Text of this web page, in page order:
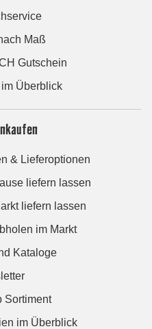
Maß
Gutschein
Überblick
& Lieferoptionen
liefern lassen
liefern lassen
im Markt
Kataloge
Sortiment
im Überblick